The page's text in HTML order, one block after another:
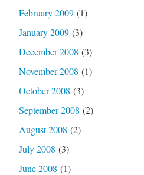
February 2009(1)
January 2009(3)
December 2008 (3)
November 2008 (1)
October 2008 (3)
September 2008 (2)
August 2008 (2)
July 2008 (3)
June 2008 (1)